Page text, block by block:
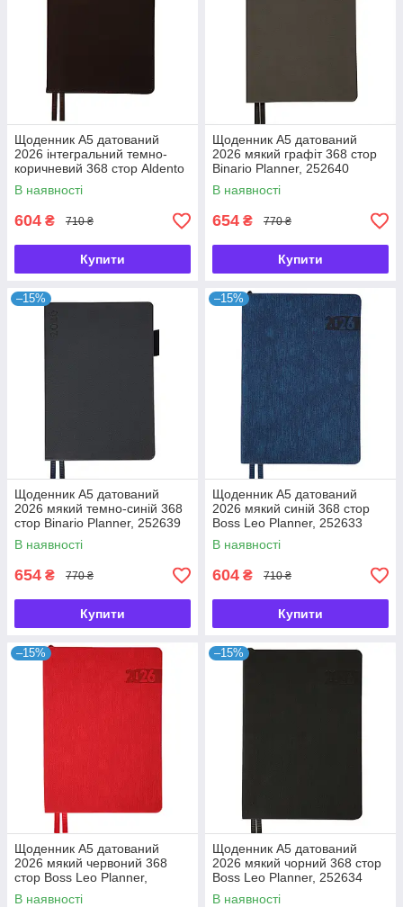
Щоденник А5 датований
2026 інтегральний темно-
коричневий 368 стор Aldento
Planner, 252673
В наявності
604 ₴ 710 ₴
Купити
Щоденник А5 датований
2026 мякий графіт 368 стор
Binario Planner, 252640
В наявності
654 ₴ 770 ₴
Купити
–15%
Щоденник А5 датований
2026 мякий темно-синій 368
стор Binario Planner, 252639
В наявності
654 ₴ 770 ₴
Купити
–15%
Щоденник А5 датований
2026 мякий синій 368 стор
Boss Leo Planner, 252633
В наявності
604 ₴ 710 ₴
Купити
–15%
Щоденник А5 датований
2026 мякий червоний 368
стор Boss Leo Planner,
252636
В наявності
–15%
Щоденник А5 датований
2026 мякий чорний 368 стор
Boss Leo Planner, 252634
В наявності